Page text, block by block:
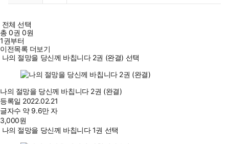
전체 선택
총0권 0원
1권부터
이전목록 더보기
나의 절망을 당신께 바칩니다 2권 (완결) 선택
나의 절망을 당신께 바칩니다 2권 (완결)
등록일 2022.02.21
글자수 약 9.6만 자
3,000원
나의 절망을 당신께 바칩니다 1권 선택